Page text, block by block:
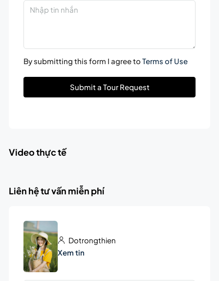
By submitting this form I agree to Terms of Use
Submit a Tour Request
Video thực tế
Liên hệ tư vấn miễn phí
Dotrongthien
Xem tin